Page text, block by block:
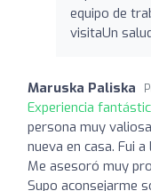
equipo de
visitaUn
Maruska Paliska
Experiencia
persona muy
nueva en casa. Fui
Me asesoró muy
Supo aconsejarme